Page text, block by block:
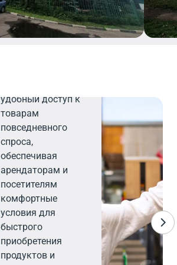
удобный доступ к
товарам
повседневного
спроса,
обеспечивая
арендаторам и
посетителям
комфортные
условия для
быстрого
приобретения
продуктов и